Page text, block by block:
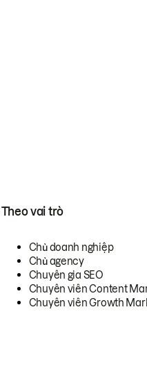
Theo vai trò
Chủ doanh nghiệp
Chủ agency
Chuyên gia SEO
Chuyên viên Content
Chuyên viên Growth